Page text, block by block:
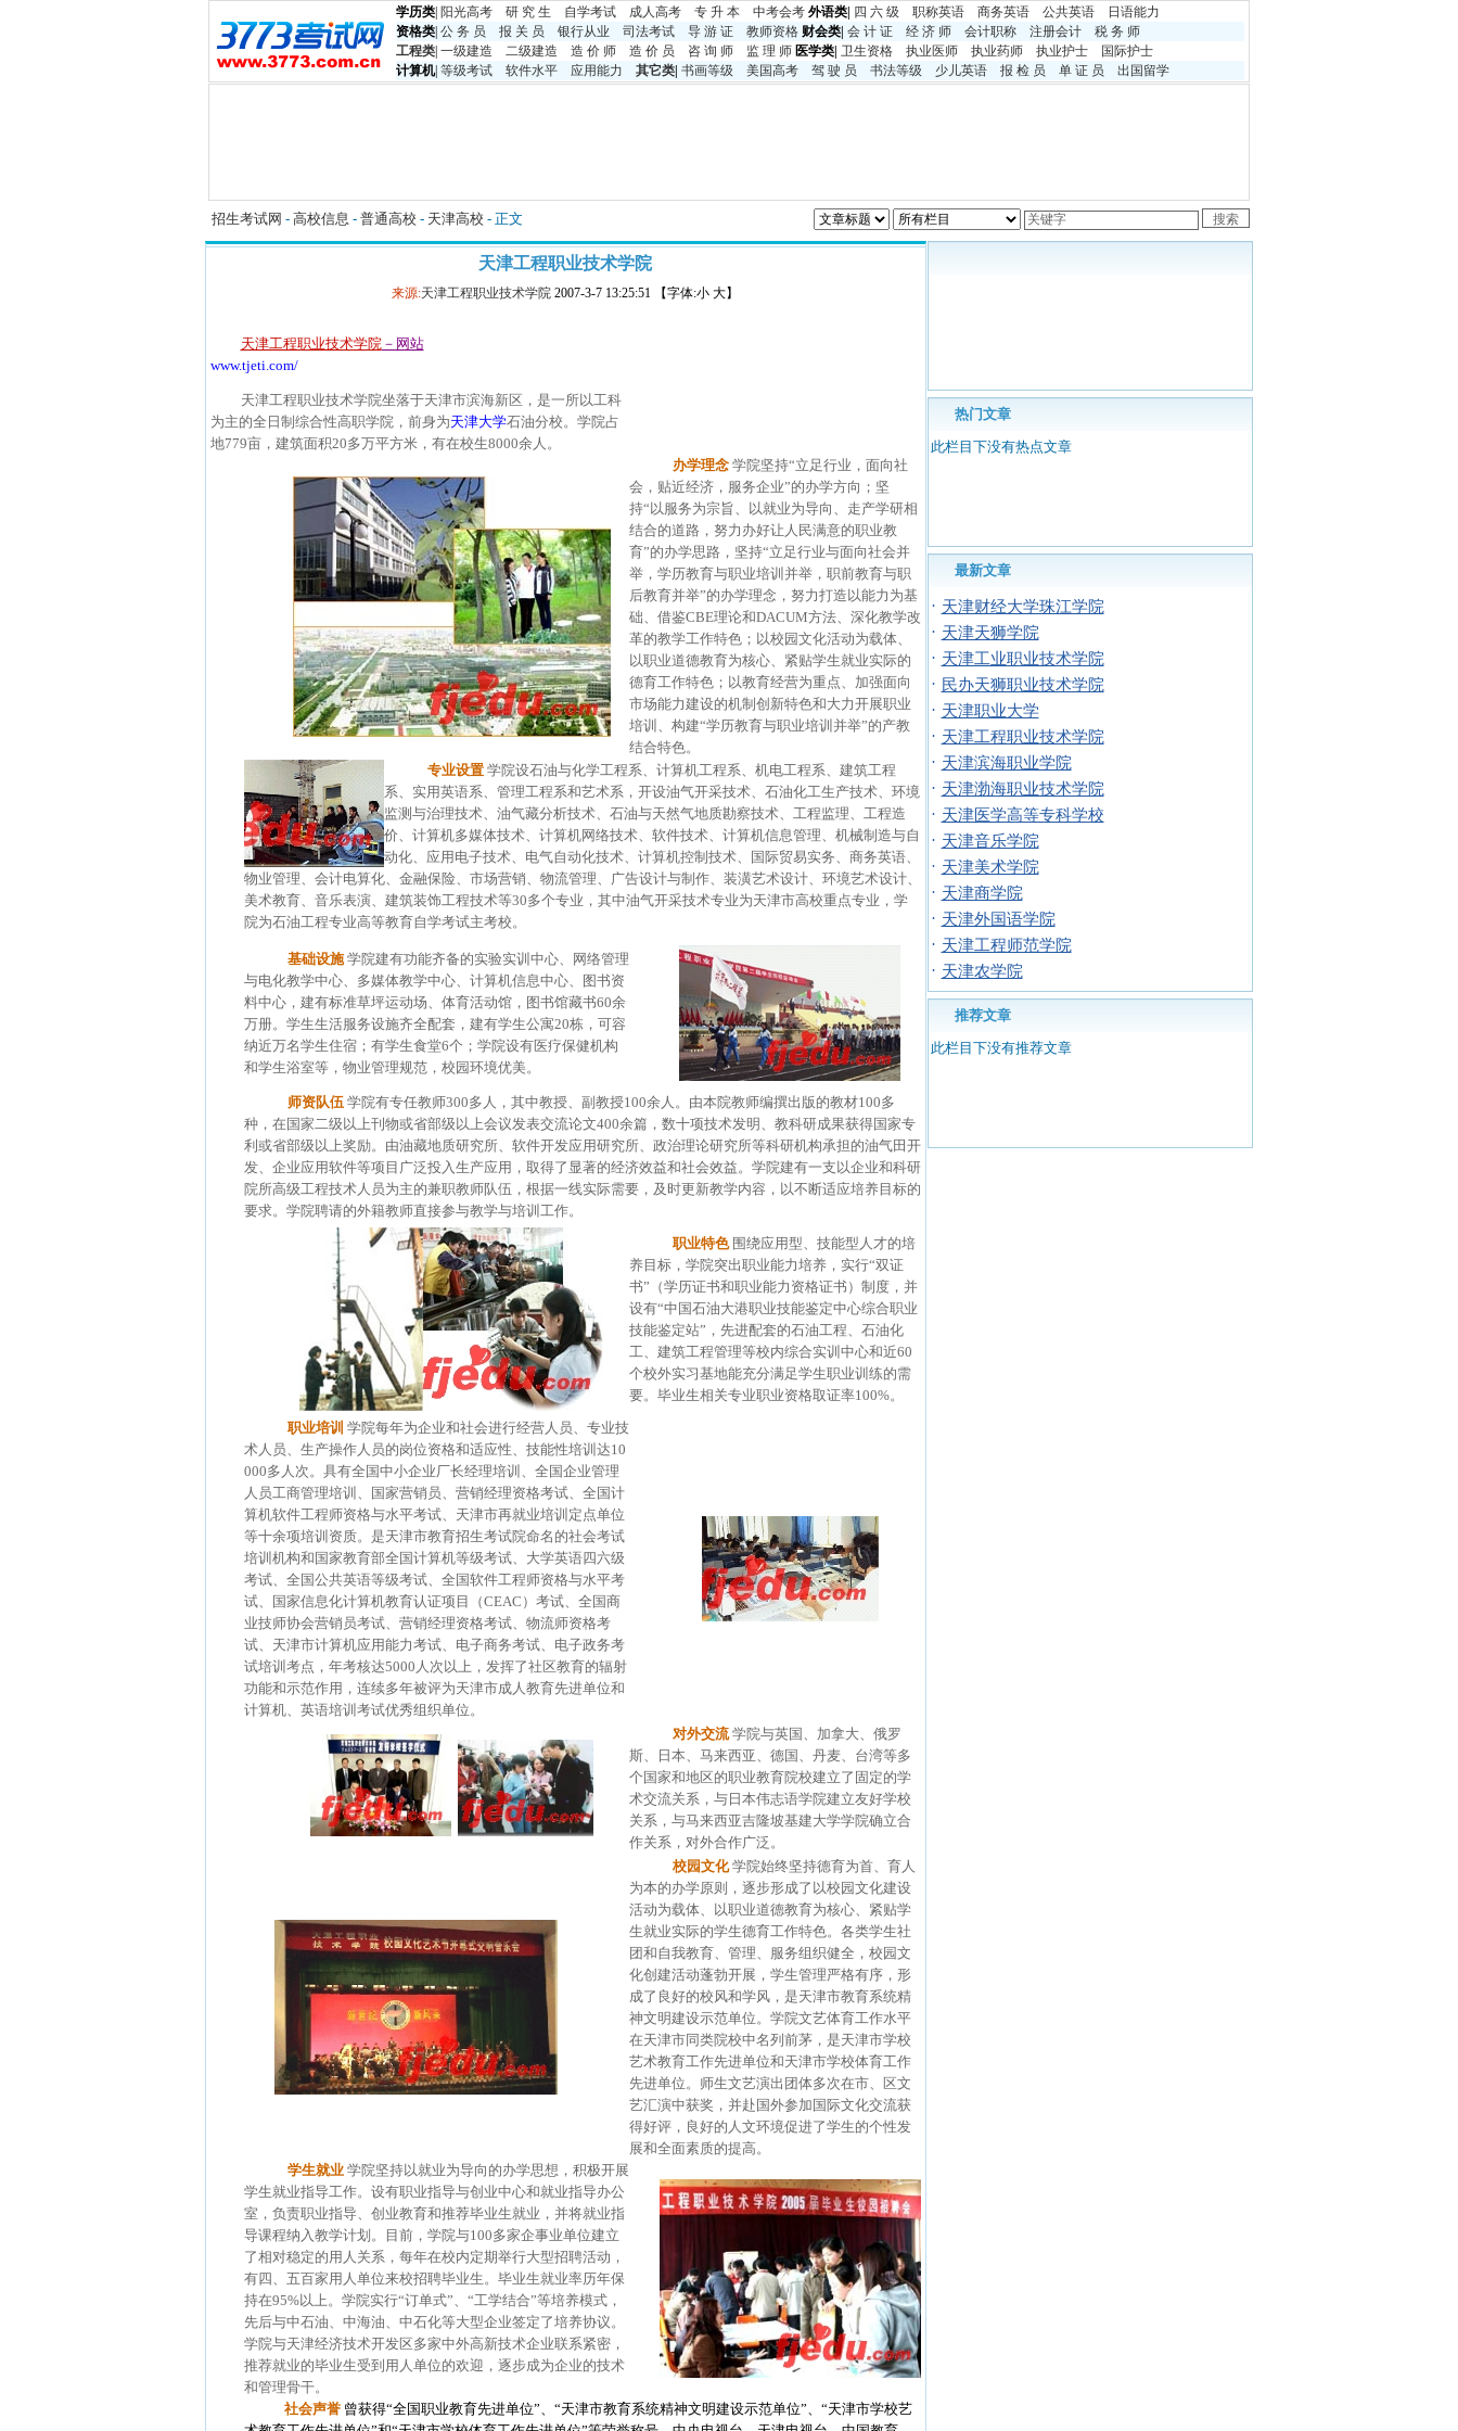
学历类 阳光高考 研 究 生 自学考试 成人高考 专 升 本 中考会考 外语类| 四 六 级 职称英语 商务英语 公共英语
日语能力
资格类 公 务 员 报 关 员 银行从业 司法考试 导 游 证 教师资格 财会类| 会 计 证 经 济 师 会计职称 注册会计
税 务 师
工程类 一级建造 二级建造 造 价 师 造 价 员 咨 询 师 监 理 师 医学类| 卫生资格 执业医师 执业药师 执业护士
国际护士
计算机| 等级考试 软件水平 应用能力 其它类 书画等级 美国高考 驾 驶 员 书法等级 少儿英语 报 检 员 单 证 员 出国留学
招生考试网 - 高校信息 - 普通高校 - 天津高校 - 正文
天津工程职业技术学院
来源:天津工程职业技术学院 2007-3-7 13:25:51 【字体:小 大】
天津工程职业技术学院－网站
www.tjeti.com/
天津工程职业技术学院坐落于天津市滨海新区，是一所以工科
为主的全日制综合性高职学院，前身为天津大学石油分校。学院占
地779亩，建筑面积20多万平方米，有在校生8000余人。
办学理念 学院坚持“立足行业，面向社
会，贴近经济，服务企业”的办学方向；坚
持“以服务为宗旨、以就业为导向、走产学研相
结合的道路，努力办好让人民满意的职业教
育”的办学思路，坚持“立足行业与面向社会并
举，学历教育与职业培训并举，职前教育与职
后教育并举”的办学理念，努力打造以能力为基
础、借鉴CBE理论和DACUM方法、深化教学改
革的教学工作特色；以校园文化活动为载体、
以职业道德教育为核心、紧贴学生就业实际的
德育工作特色；以教育经营为重点、加强面向
市场能力建设的机制创新特色和大力开展职业
培训、构建“学历教育与职业培训并举”的产教
结合特色。
专业设置学院设石油与化学工程系、计算机工程系、机电工程系、建筑工程
系、实用英语系、管理工程系和艺术系，开设油气开采技术、石油化工生产技术、环境
监测与治理技术、油气藏分析技术、石油与天然气地质勘察技术、工程监理、工程造
价、计算机多媒体技术、计算机网络技术、软件技术、计算机信息管理、机械制造与自
动化、应用电子技术、电气自动化技术、计算机控制技术、国际贸易实务、商务英语、
物业管理、会计电算化、金融保险、市场营销、物流管理、广告设计与制作、装潢艺术设计、环境艺术设计、
美术教育、音乐表演、建筑装饰工程技术等30多个专业，其中油气开采技术专业为天津市高校重点专业，学
院为石油工程专业高等教育自学考试主考校。
基础设施 学院建有功能齐备的实验实训中心、网络管理
与电化教学中心、多媒体教学中心、计算机信息中心、图书资
料中心，建有标准草坪运动场、体育活动馆，图书馆藏书60余
万册。学生生活服务设施齐全配套，建有学生公寓20栋，可容
纳近万名学生住宿；有学生食堂6个；学院设有医疗保健机构
和学生浴室等，物业管理规范，校园环境优美。
师资队伍 学院有专任教师300多人，其中教授、副教授100余人。由本院教师编撰出版的教材100多
种，在国家二级以上刊物或省部级以上会议发表交流论文400余篇，数十项技术发明、教科研成果获得国家专
利或省部级以上奖励。由油藏地质研究所、软件开发应用研究所、政治理论研究所等科研机构承担的油气田开
发、企业应用软件等项目广泛投入生产应用，取得了显著的经济效益和社会效益。学院建有一支以企业和科研
院所高级工程技术人员为主的兼职教师队伍，根据一线实际需要，及时更新教学内容，以不断适应培养目标的
要求。学院聘请的外籍教师直接参与教学与培训工作。
职业特色 围绕应用型、技能型人才的培
养目标，学院突出职业能力培养，实行“双证
书”（学历证书和职业能力资格证书）制度，并
设有“中国石油大港职业技能鉴定中心综合职业
技能鉴定站”，先进配套的石油工程、石油化
工、建筑工程管理等校内综合实训中心和近60
个校外实习基地能充分满足学生职业训练的需
要。毕业生相关专业职业资格取证率100%。
职业培训 学院每年为企业和社会进行经营人员、专业技
术人员、生产操作人员的岗位资格和适应性、技能性培训达10
000多人次。具有全国中小企业厂长经理培训、全国企业管理
人员工商管理培训、国家营销员、营销经理资格考试、全国计
算机软件工程师资格与水平考试、天津市再就业培训定点单位
等十余项培训资质。是天津市教育招生考试院命名的社会考试
培训机构和国家教育部全国计算机等级考试、大学英语四六级
考试、全国公共英语等级考试、全国软件工程师资格与水平考
试、国家信息化计算机教育认证项目（CEAC）考试、全国商
业技师协会营销员考试、营销经理资格考试、物流师资格考
试、天津市计算机应用能力考试、电子商务考试、电子政务考
试培训考点，年考核达5000人次以上，发挥了社区教育的辐射
功能和示范作用，连续多年被评为天津市成人教育先进单位和
计算机、英语培训考试优秀组织单位。
对外交流 学院与英国、加拿大、俄罗
斯、日本、马来西亚、德国、丹麦、台湾等多
个国家和地区的职业教育院校建立了固定的学
术交流关系，与日本伟志语学院建立友好学校
关系，与马来西亚吉隆坡基建大学学院确立合
作关系，对外合作广泛。
校园文化 学院始终坚持德育为首、育人
为本的办学原则，逐步形成了以校园文化建设
活动为载体、以职业道德教育为核心、紧贴学
生就业实际的学生德育工作特色。各类学生社
团和自我教育、管理、服务组织健全，校园文
化创建活动蓬勃开展，学生管理严格有序，形
成了良好的校风和学风，是天津市教育系统精
神文明建设示范单位。学院文艺体育工作水平
在天津市同类院校中名列前茅，是天津市学校
艺术教育工作先进单位和天津市学校体育工作
先进单位。师生文艺演出团体多次在市、区文
艺汇演中获奖，并赴国外参加国际文化交流获
得好评，良好的人文环境促进了学生的个性发
展和全面素质的提高。
学生就业 学院坚持以就业为导向的办学思想，积极开展
学生就业指导工作。设有职业指导与创业中心和就业指导办公
室，负责职业指导、创业教育和推荐毕业生就业，并将就业指
导课程纳入教学计划。目前，学院与100多家企事业单位建立
了相对稳定的用人关系，每年在校内定期举行大型招聘活动，
有四、五百家用人单位来校招聘毕业生。毕业生就业率历年保
持在95%以上。学院实行“订单式”、“工学结合”等培养模式，
先后与中石油、中海油、中石化等大型企业签定了培养协议。
学院与天津经济技术开发区多家中外高新技术企业联系紧密，
推荐就业的毕业生受到用人单位的欢迎，逐步成为企业的技术
和管理骨干。
社会声誉曾获得“全国职业教育先进单位”、“天津市教育系统精神文明建设示范单位”、“天津市学校艺
热门文章
此栏目下没有热点文章
最新文章
· 天津财经大学珠江学院
· 天津天狮学院
· 天津工业职业技术学院
· 民办天狮职业技术学院
· 天津职业大学
· 天津工程职业技术学院
· 天津滨海职业学院
· 天津渤海职业技术学院
· 天津医学高等专科学校
· 天津音乐学院
· 天津美术学院
· 天津商学院
· 天津外国语学院
· 天津工程师范学院
· 天津农学院
推荐文章
此栏目下没有推荐文章